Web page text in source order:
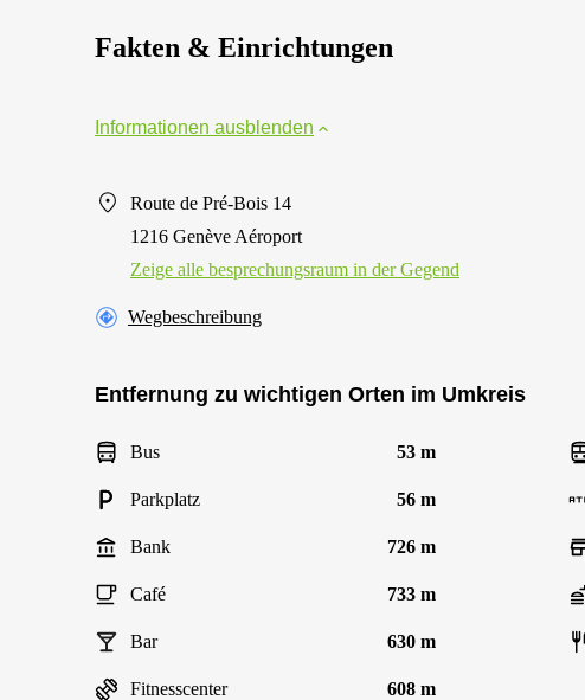
Fakten & Einrichtungen
Informationen ausblenden
Route de Pré-Bois 14
1216 Genève Aéroport
Zeige alle besprechungsraum in der Gegend
Wegbeschreibung
Entfernung zu wichtigen Orten im Umkreis
Bus 53 m
Parkplatz 56 m
Bank 726 m
Café 733 m
Bar 630 m
Fitnesscenter 608 m